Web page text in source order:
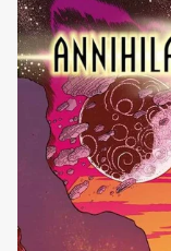
Deadpool '
Spider-Man su